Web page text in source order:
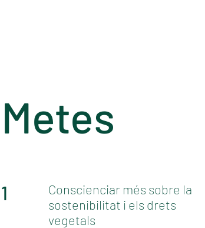
Metes
1
Conscienciar més sobre la
sostenibilitat i els drets
vegetals